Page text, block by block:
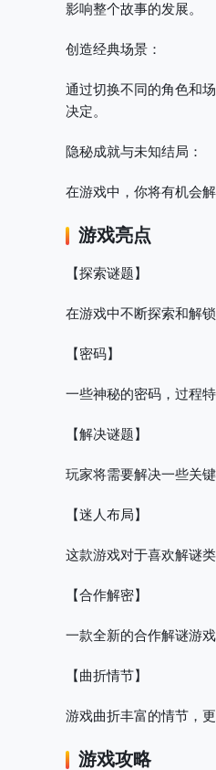
影响整个故事的发展。
创造经典场景 ：
通过切换不同的角色和
决定。
隐秘成就与未知结局 ：
在游戏中，你将有机会
游戏亮点
【探索谜题】
在游戏中不断探索和解
【密码】
一些神秘的密码，过程
【解决谜题】
玩家将需要解决一些关
【迷人布局】
这款游戏对于喜欢解谜
【合作解密】
一款全新的合作解谜游
【曲折情节】
游戏曲折丰富的情节，
游戏攻略